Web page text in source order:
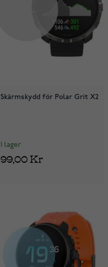
Skärmskydd för Polar Grit X2
I lager
99,00 Kr